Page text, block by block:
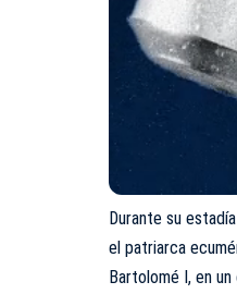
Durante su
el patriarca
Bartolomé I, en